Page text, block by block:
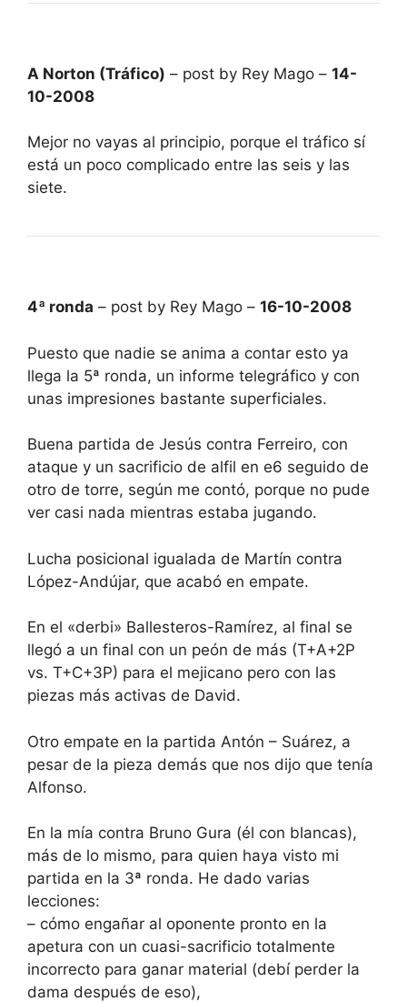
A Norton (Tráfico) – post by Rey Mago – 14-
10-2008
Mejor no vayas al principio, porque el tráfico sí
está un poco complicado entre las seis y las
siete.
4ª ronda – post by Rey Mago – 16-10-2008
Puesto que nadie se anima a contar esto ya
llega la 5ª ronda, un informe telegráfico y con
unas impresiones bastante superficiales.
Buena partida de Jesús contra Ferreiro, con
ataque y un sacrificio de alfil en e6 seguido de
otro de torre, según me contó, porque no pude
ver casi nada mientras estaba jugando.
Lucha posicional igualada de Martín contra
López-Andújar, que acabó en empate.
En el «derbi» Ballesteros-Ramírez, al final se
llegó a un final con un peón de más (T+A+2P
vs. T+C+3P) para el mejicano pero con las
piezas más activas de David.
Otro empate en la partida Antón – Suárez, a
pesar de la pieza demás que nos dijo que tenía
Alfonso.
En la mía contra Bruno Gura (él con blancas),
más de lo mismo, para quien haya visto mi
partida en la 3ª ronda. He dado varias
lecciones:
– cómo engañar al oponente pronto en la
apetura con un cuasi-sacrificio totalmente
incorrecto para ganar material (debí perder la
dama después de eso),